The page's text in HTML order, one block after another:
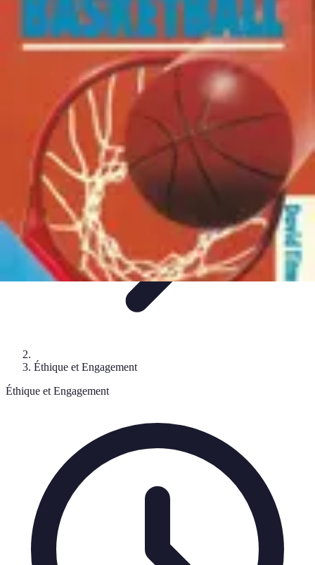
Événements et Tournois
Techniques de Jeu
Entraînement et
TechniquesActualitésDéveloppement Personnel
Passion Basket
Éthique et Engagement
Éthique et Engagement